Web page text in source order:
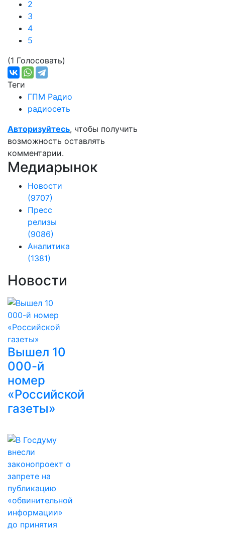
2
3
4
5
(1 Голосовать)
Теги
ГПМ Радио
радиосеть
Авторизуйтесь, чтобы получить
возможность оставлять
комментарии.
Медиарынок
Новости
(9707)
Пресс
релизы
(9086)
Аналитика
(1381)
Новости
Вышел 10
000-й
номер
«Российской
газеты»